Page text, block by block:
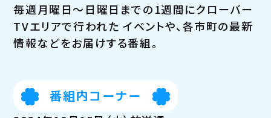
毎週月曜日～日曜日までの1週間にクローバー
TVエリアで行われた イベントや、各市町の最新
情報などをお届けする番組。
番組内コーナー